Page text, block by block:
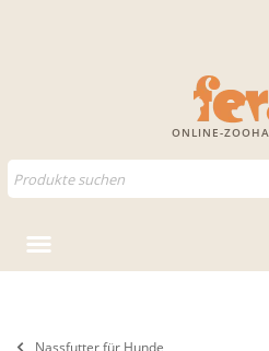
ONLINE-
Nassfutter für Hunde